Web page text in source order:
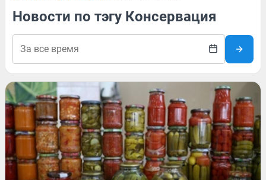
Новости по тэгу Консервация